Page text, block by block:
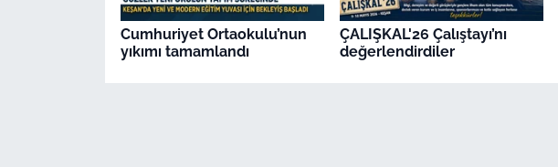
Cumhuriyet Ortaokulu’nun
yıkımı tamamlandı
ÇALIŞKAL'26 Çalıştayı’nı
değerlendirdiler